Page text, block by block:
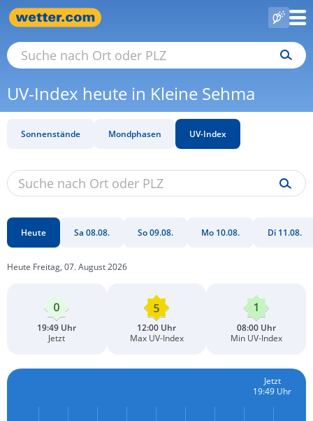
UV-Index heute in Kleine Sehma
Sonnenstände Mondphasen UV-Index
Heute Sa 08.08. So 09.08. Mo 10.08. Di 11.08.
Heute Freitag, 07. August 2026
19:49 Uhr
Jetzt
12:00 Uhr
Max UV-Index
08:00 Uhr
Min UV-Index
Jetzt
19:49 Uhr